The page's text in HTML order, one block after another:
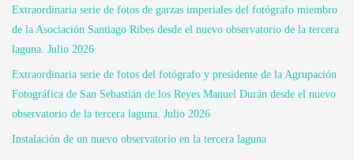
Extraordinaria serie de fotos de garzas imperiales del fotógrafo miembro
de la Asociación Santiago Ribes desde el nuevo observatorio de la tercera
laguna. Julio 2026
Extraordinaria serie de fotos del fotógrafo y presidente de la Agrupación
Fotográfica de San Sebastián de los Reyes Manuel Durán desde el nuevo
observatorio de la tercera laguna. Julio 2026
Instalación de un nuevo observatorio en la tercera laguna